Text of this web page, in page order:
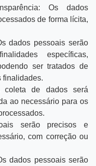
Os dados
de forma lícita,
dados pessoais serão
específicas,
ser tratados de
finalidades.
coleta de dados será
ao necessário para os
serão precisos e
com correção ou
dados pessoais serão